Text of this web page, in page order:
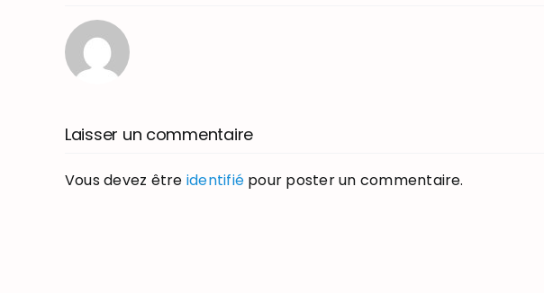
Laisser un commentaire
Vous devez être identifié pour poster un commentaire.